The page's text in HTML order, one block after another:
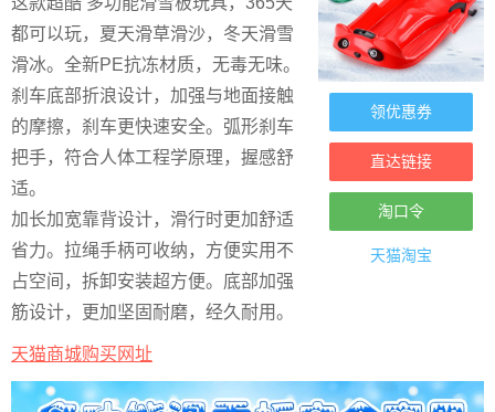
领优惠券
直达链接
淘口令
天猫淘宝
都可以玩，夏天滑草滑沙，冬天滑雪
滑冰。全新PE抗冻材质，无毒无味。
刹车底部折浪设计，加强与地面接触
的摩擦，刹车更快速安全。弧形刹车
把手，符合人体工程学原理，握感舒
适。
加长加宽靠背设计，滑行时更加舒适
省力。拉绳手柄可收纳，方便实用不
占空间，拆卸安装超方便。底部加强
筋设计，更加坚固耐磨，经久耐用。
天猫商城购买网址